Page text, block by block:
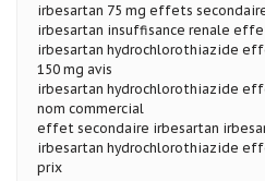
irbesartan 75 mg effets
irbesartan insuffisance renale
irbesartan hydrochlorothiazide
150 mg avis
irbesartan hydrochlorothiazide
nom commercial
effet secondaire irbesartan
irbesartan hydrochlorothiazide
prix